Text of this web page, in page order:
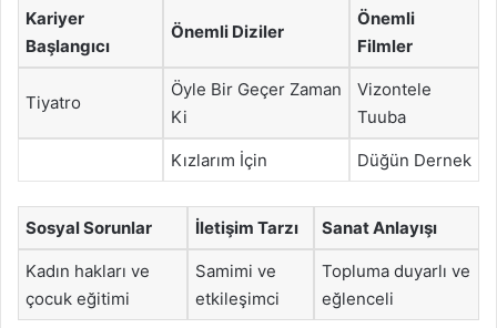
Kariyer
Başlangıcı
Önemli Diziler
Önemli
Filmler
Tiyatro
Öyle Bir Geçer Zaman
Ki
Vizontele
Tuuba
Kızlarım İçin Düğün Dernek
Sosyal Sorunlar İletişim Tarzı Sanat Anlayışı
Kadın hakları ve
çocuk eğitimi
Samimi ve
etkileşimci
Topluma duyarlı ve
eğlenceli